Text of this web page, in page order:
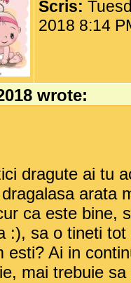
Scris:
2018 8:14
wrote:
dragute ai tu
arata
ca este bine,
:), sa o tineti tot
esti? Ai in
mai trebuie